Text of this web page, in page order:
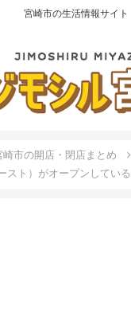
宮崎市の生活情報サイト
崎市の開店・閉店まとめ
スト）がオープンしている